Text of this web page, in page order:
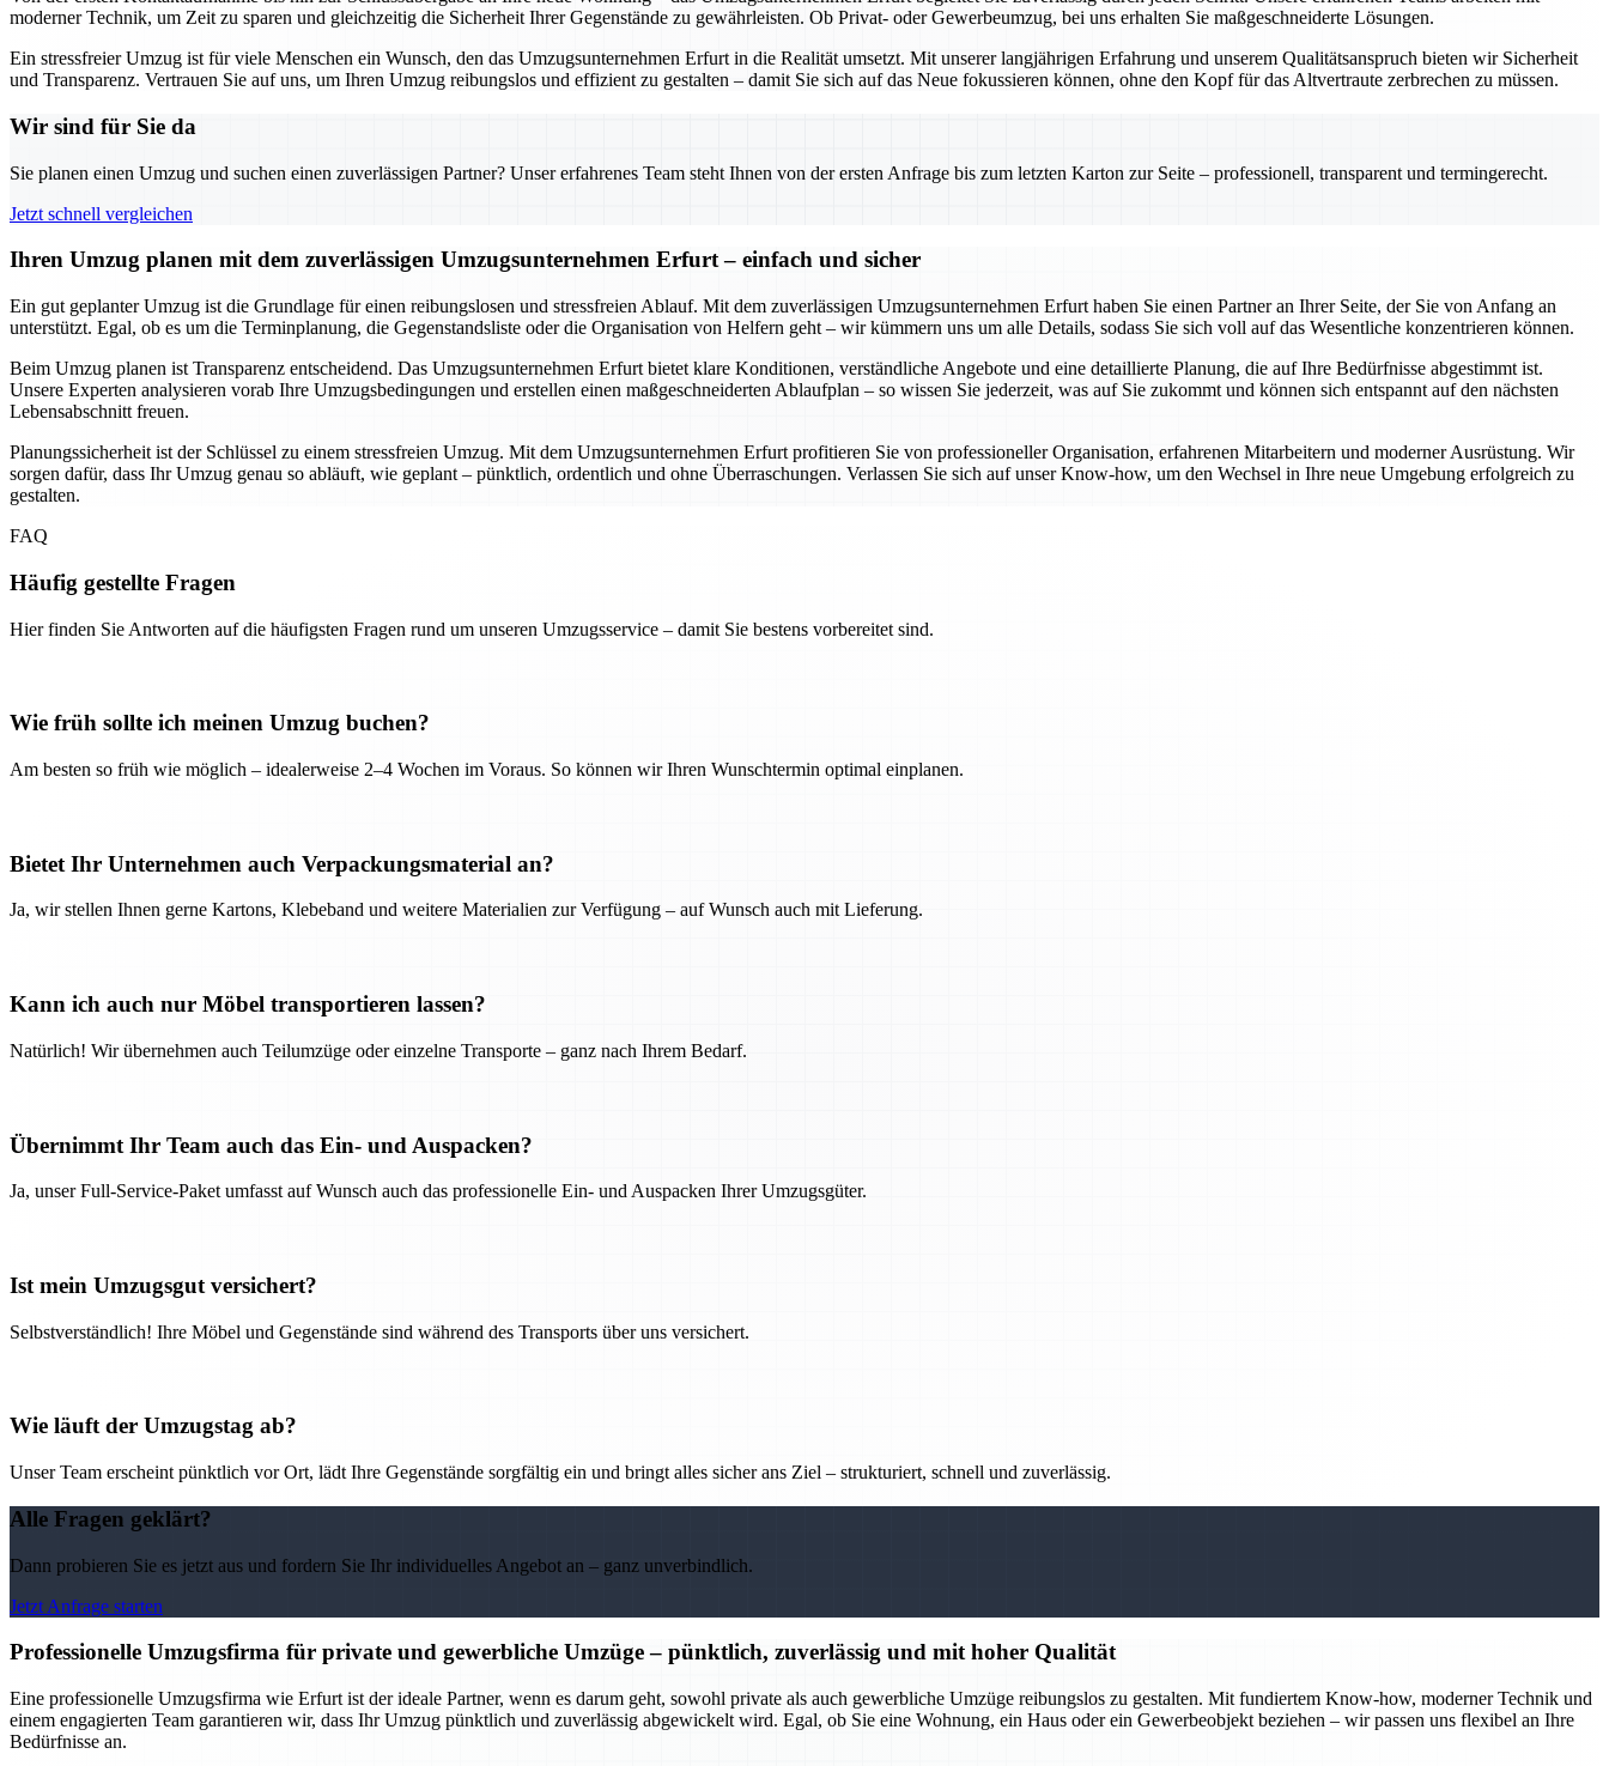
moderner Technik, um Zeit zu sparen und gleichzeitig die Sicherheit Ihrer Gegenstände zu gewährleisten. Ob Privat- oder Gewerbeumzug, bei uns erhalten Sie maßgeschneiderte Lösungen.
Ein stressfreier Umzug ist für viele Menschen ein Wunsch, den das Umzugsunternehmen Erfurt in die Realität umsetzt. Mit unserer langjährigen Erfahrung und unserem Qualitätsanspruch bieten wir Sicherheit
und Transparenz. Vertrauen Sie auf uns, um Ihren Umzug reibungslos und effizient zu gestalten – damit Sie sich auf das Neue fokussieren können, ohne den Kopf für das Altvertraute zerbrechen zu müssen.
Wir sind für Sie da
Sie planen einen Umzug und suchen einen zuverlässigen Partner? Unser erfahrenes Team steht Ihnen von der ersten Anfrage bis zum letzten Karton zur Seite – professionell, transparent und termingerecht.
Jetzt schnell vergleichen
Ihren Umzug planen mit dem zuverlässigen Umzugsunternehmen Erfurt – einfach und sicher
Ein gut geplanter Umzug ist die Grundlage für einen reibungslosen und stressfreien Ablauf. Mit dem zuverlässigen Umzugsunternehmen Erfurt haben Sie einen Partner an Ihrer Seite, der Sie von Anfang an
unterstützt. Egal, ob es um die Terminplanung, die Gegenstandsliste oder die Organisation von Helfern geht – wir kümmern uns um alle Details, sodass Sie sich voll auf das Wesentliche konzentrieren können.
Beim Umzug planen ist Transparenz entscheidend. Das Umzugsunternehmen Erfurt bietet klare Konditionen, verständliche Angebote und eine detaillierte Planung, die auf Ihre Bedürfnisse abgestimmt ist.
Unsere Experten analysieren vorab Ihre Umzugsbedingungen und erstellen einen maßgeschneiderten Ablaufplan – so wissen Sie jederzeit, was auf Sie zukommt und können sich entspannt auf den nächsten
Lebensabschnitt freuen.
Planungssicherheit ist der Schlüssel zu einem stressfreien Umzug. Mit dem Umzugsunternehmen Erfurt profitieren Sie von professioneller Organisation, erfahrenen Mitarbeitern und moderner Ausrüstung. Wir
sorgen dafür, dass Ihr Umzug genau so abläuft, wie geplant – pünktlich, ordentlich und ohne Überraschungen. Verlassen Sie sich auf unser Know-how, um den Wechsel in Ihre neue Umgebung erfolgreich zu
gestalten.
FAQ
Häufig gestellte Fragen
Hier finden Sie Antworten auf die häufigsten Fragen rund um unseren Umzugsservice – damit Sie bestens vorbereitet sind.
Wie früh sollte ich meinen Umzug buchen?
Am besten so früh wie möglich – idealerweise 2–4 Wochen im Voraus. So können wir Ihren Wunschtermin optimal einplanen.
Bietet Ihr Unternehmen auch Verpackungsmaterial an?
Ja, wir stellen Ihnen gerne Kartons, Klebeband und weitere Materialien zur Verfügung – auf Wunsch auch mit Lieferung.
Kann ich auch nur Möbel transportieren lassen?
Natürlich! Wir übernehmen auch Teilumzüge oder einzelne Transporte – ganz nach Ihrem Bedarf.
Übernimmt Ihr Team auch das Ein- und Auspacken?
Ja, unser Full-Service-Paket umfasst auf Wunsch auch das professionelle Ein- und Auspacken Ihrer Umzugsgüter.
Ist mein Umzugsgut versichert?
Selbstverständlich! Ihre Möbel und Gegenstände sind während des Transports über uns versichert.
Wie läuft der Umzugstag ab?
Unser Team erscheint pünktlich vor Ort, lädt Ihre Gegenstände sorgfältig ein und bringt alles sicher ans Ziel – strukturiert, schnell und zuverlässig.
Alle Fragen geklärt?
Dann probieren Sie es jetzt aus und fordern Sie Ihr individuelles Angebot an – ganz unverbindlich.
Jetzt Anfrage starten
Professionelle Umzugsfirma für private und gewerbliche Umzüge – pünktlich, zuverlässig und mit hoher Qualität
Eine professionelle Umzugsfirma wie Erfurt ist der ideale Partner, wenn es darum geht, sowohl private als auch gewerbliche Umzüge reibungslos zu gestalten. Mit fundiertem Know-how, moderner Technik und
einem engagierten Team garantieren wir, dass Ihr Umzug pünktlich und zuverlässig abgewickelt wird. Egal, ob Sie eine Wohnung, ein Haus oder ein Gewerbeobjekt beziehen – wir passen uns flexibel an Ihre
Bedürfnisse an.